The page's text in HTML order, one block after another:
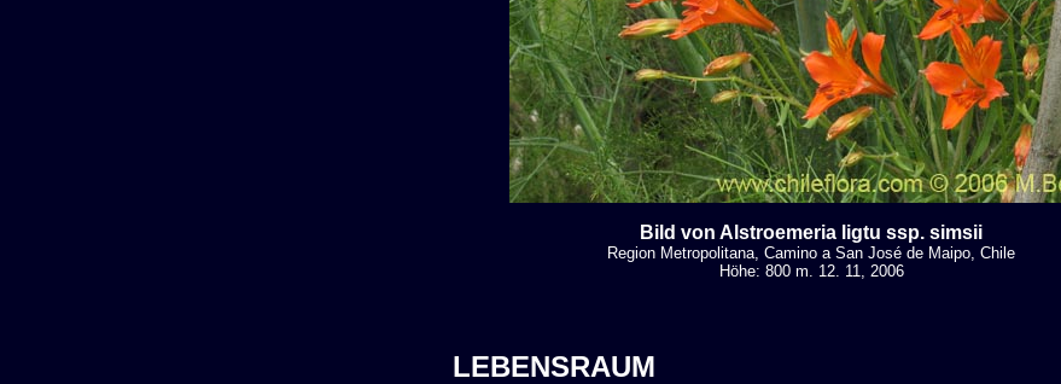
Bild von Alstroemeria ligtu ssp. simsii
Region Metropolitana, Camino a San José de Maipo, Chile
Höhe: 800 m. 12. 11, 2006
LEBENSRAUM